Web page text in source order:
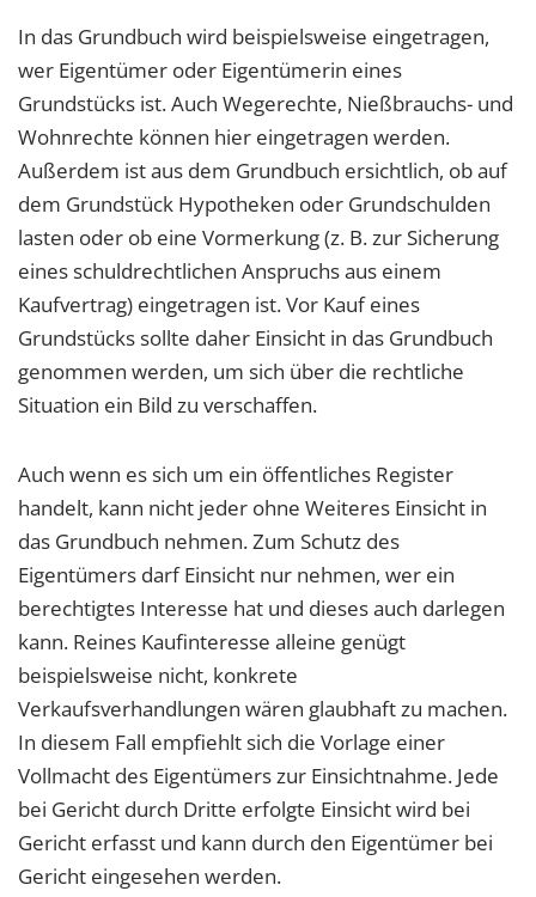
In das Grundbuch wird beispielsweise eingetragen,
wer Eigentümer oder Eigentümerin eines
Grundstücks ist. Auch Wegerechte, Nießbrauchs- und
Wohnrechte können hier eingetragen werden.
Außerdem ist aus dem Grundbuch ersichtlich, ob auf
dem Grundstück Hypotheken oder Grundschulden
lasten oder ob eine Vormerkung (z. B. zur Sicherung
eines schuldrechtlichen Anspruchs aus einem
Kaufvertrag) eingetragen ist. Vor Kauf eines
Grundstücks sollte daher Einsicht in das Grundbuch
genommen werden, um sich über die rechtliche
Situation ein Bild zu verschaffen.
Auch wenn es sich um ein öffentliches Register
handelt, kann nicht jeder ohne Weiteres Einsicht in
das Grundbuch nehmen. Zum Schutz des
Eigentümers darf Einsicht nur nehmen, wer ein
berechtigtes Interesse hat und dieses auch darlegen
kann. Reines Kaufinteresse alleine genügt
beispielsweise nicht, konkrete
Verkaufsverhandlungen wären glaubhaft zu machen.
In diesem Fall empfiehlt sich die Vorlage einer
Vollmacht des Eigentümers zur Einsichtnahme. Jede
bei Gericht durch Dritte erfolgte Einsicht wird bei
Gericht erfasst und kann durch den Eigentümer bei
Gericht eingesehen werden.